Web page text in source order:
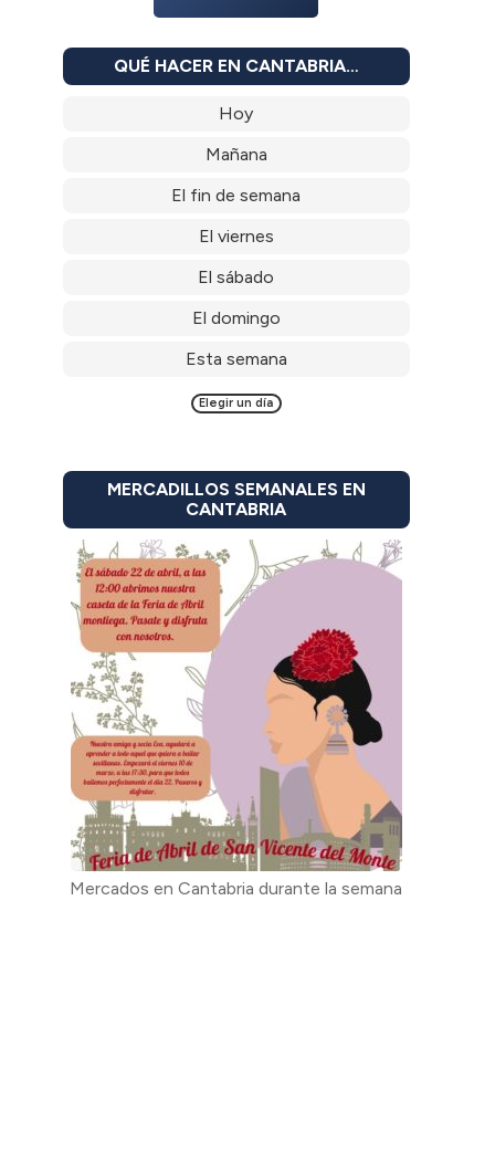
QUÉ HACER EN CANTABRIA…
Hoy
Mañana
El fin de semana
El viernes
El sábado
El domingo
Esta semana
Elegir un día
MERCADILLOS SEMANALES EN
CANTABRIA
Mercados en Cantabria durante la semana